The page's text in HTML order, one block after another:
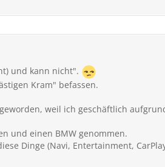
und kann nicht".
Kram" befassen.
weil ich geschäftlich
und einen BMW genommen.
Dinge (Navi, Entertainment,